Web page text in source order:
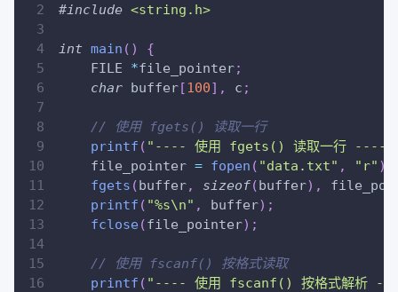
#include <string.h>
int main ( )
{
    FILE
*file_pointer;
char buffer[100] , c ;
// 使用 fgets() 读取一行
printf ( "---- 使用 fgets() 读取一行 ----
    file_pointer
= fopen ( "data.txt" , "r" )
fgets (buffer, sizeof(buffer) ,
printf ( "%s\n" , buffer) ;
fclose(file_pointer) ;
// 使用 fscanf() 按格式读取
printf ( "---- 使用 fscanf() 按格式解析